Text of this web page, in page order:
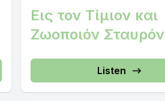
Εις τον Τίμιον και
Ζωοποιόν Σταυρόν
Listen